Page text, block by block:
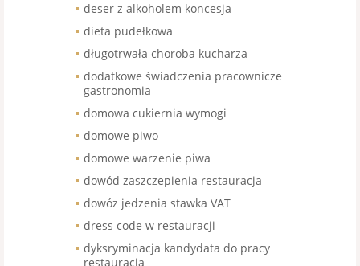
deser z alkoholem koncesja
dieta pudełkowa
długotrwała choroba kucharza
dodatkowe świadczenia pracownicze
gastronomia
domowa cukiernia wymogi
domowe piwo
domowe warzenie piwa
dowód zaszczepienia restauracja
dowóz jedzenia stawka VAT
dress code w restauracji
dyksryminacja kandydata do pracy
restauracja